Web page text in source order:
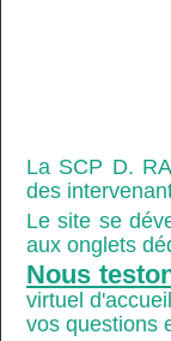
La SCP D.
des
Le site se
aux onglets
Nous
virtuel
vos questions